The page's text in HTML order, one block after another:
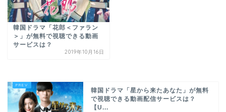
韓国ドラマ「花郎＜ファラン
＞」が無料で視聴できる動画
サービスは？
2019年10月16日
韓国ドラマ「星から来たあなた」が無料
で視聴できる動画配信サービスは？
【U...